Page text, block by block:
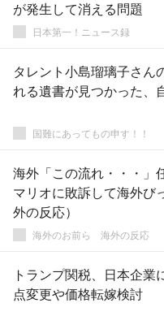
が発生して消える問題
日本第一！ニュース録
タレント小島瑠璃子さん
れる遺書が見つかった
国難にあってもの申す！！
海外「この流れ・・・」
マリオに敗訴して海外び
外の反応）
海外のお前ら 海外の反応
トランプ関税、日本企
点変更や価格転嫁検討